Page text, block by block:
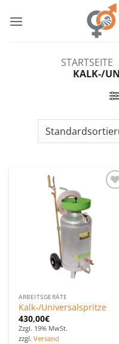
Inhalt
STARTSEITE
KALK-/
Favoriten
hinzufügen
ARBEITSGERÄTE
Kalk-/Universalspritze
430,00€
Zzgl. 19% MwSt.
zzgl.Versand